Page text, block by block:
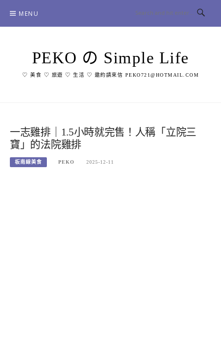
content
MENU
PEKO の Simple Life
♡ 美食 ♡ 旅遊 ♡ 生活 ♡ 邀約請來信 PEKO721@HOTMAIL.COM
一志雞排｜1.5小時就完售！人稱「立院三
寶」的法院雞排
板南線美食 PEKO 2025-12-11